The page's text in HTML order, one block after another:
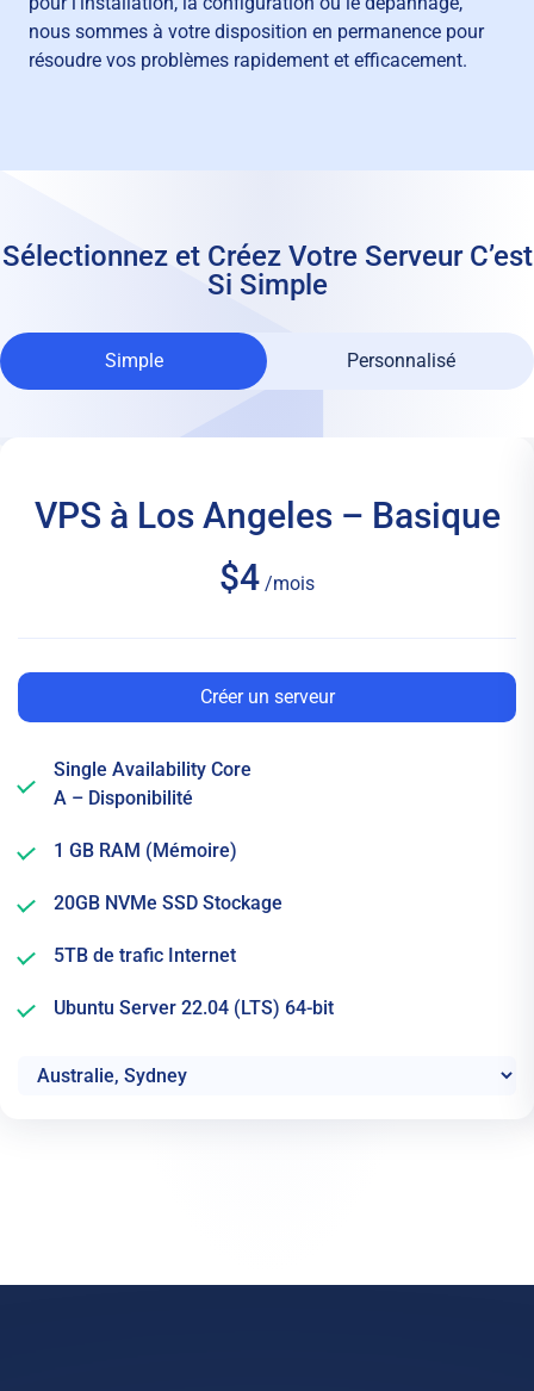
nous sommes à votre disposition en permanence pour
résoudre vos problèmes rapidement et efficacement.
Sélectionnez et Créez Votre Serveur C’est
Si Simple
Simple Personnalisé
VPS à Los Angeles – Basique
$4 /mois
Créer un serveur
Single Availability Core
A – Disponibilité
1 GB RAM (Mémoire)
20GB NVMe SSD Stockage
5TB de trafic Internet
Ubuntu Server 22.04 (LTS) 64-bit